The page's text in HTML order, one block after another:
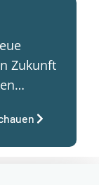
Zukunft